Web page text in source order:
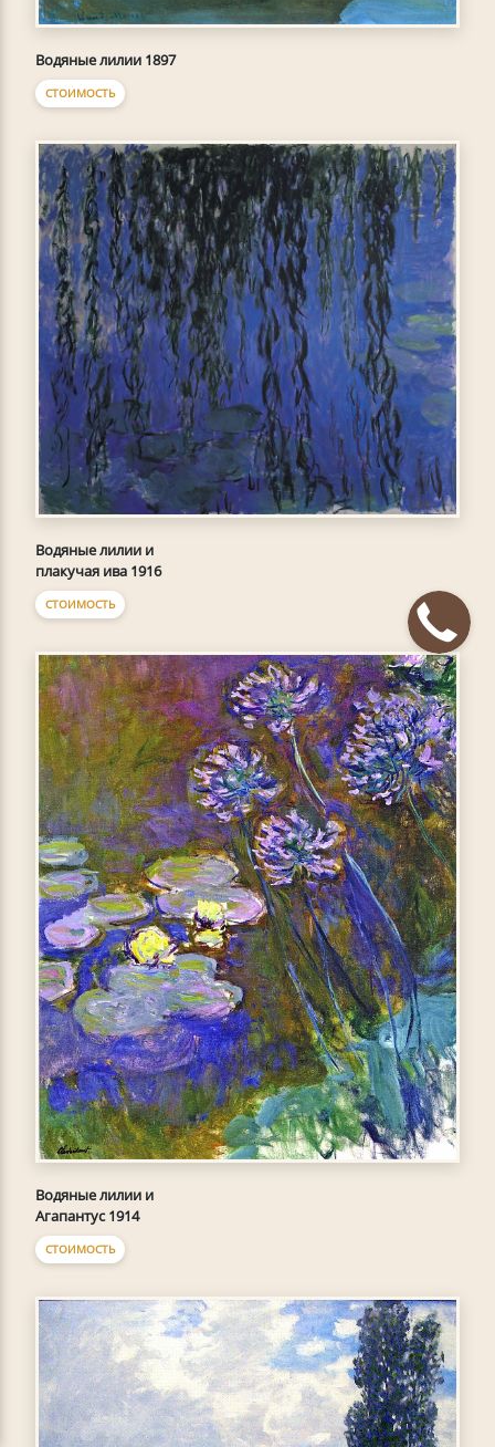
Водяные лилии 1897
СТОИМОСТЬ
Водяные лилии и
плакучая ива 1916
СТОИМОСТЬ
Водяные лилии и
Агапантус 1914
СТОИМОСТЬ